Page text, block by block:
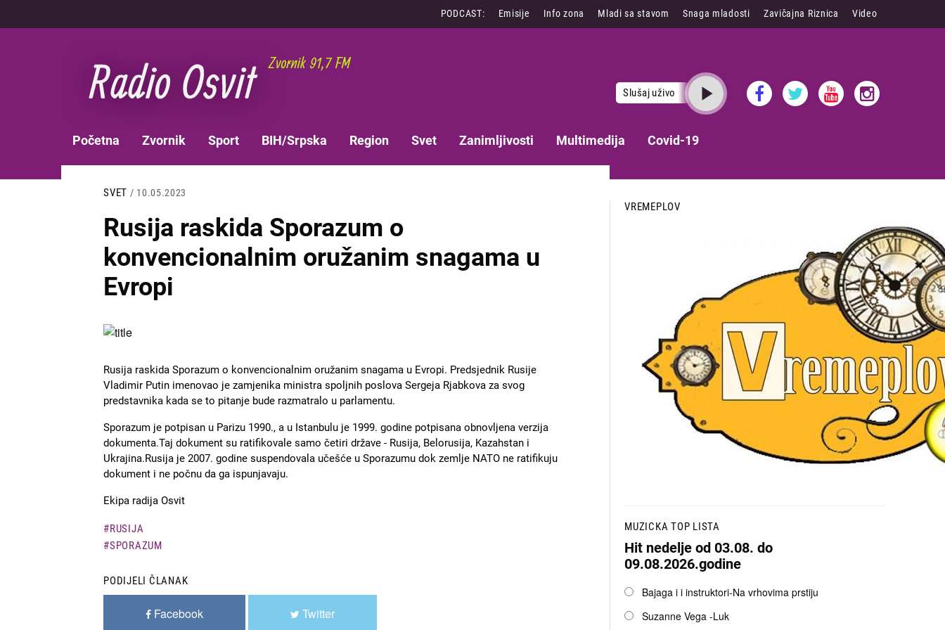
na
PODCAST: Emisije Info zona Mladi sa stavom Snaga mladosti Zavičajna Riznica Video
Slušaj uživo
NAVIGATION
Početna Zvornik Sport BIH/Srpska Region Svet Zanimljivosti Multimedija Covid-19
SVET / 10.05.2023
Rusija raskida Sporazum o
konvencionalnim oružanim snagama u
Evropi
Slika
Rusija raskida Sporazum o konvencionalnim oružanim snagama u Evropi. Predsjednik Rusije
Vladimir Putin imenovao je zamjenika ministra spoljnih poslova Sergeja Rjabkova za svog
predstavnika kada se to pitanje bude razmatralo u parlamentu.
Sporazum je potpisan u Parizu 1990., a u Istanbulu je 1999. godine potpisana obnovljena verzija
dokumenta.Taj dokument su ratifikovale samo četiri države - Rusija, Belorusija, Kazahstan i
Ukrajina.Rusija je 2007. godine suspendovala učešće u Sporazumu dok zemlje NATO ne ratifikuju
dokument i ne počnu da ga ispunjavaju.
Ekipa radija Osvit
RUSIJA
SPORAZUM
PODIJELI ČLANAK
Facebook Twitter
VREMEPLOV
MUZICKA TOP LISTA
Hit nedelje od 03.08. do
09.08.2026.godine
OpcijeBajaga i i instruktori-Na vrhovima prstiju
Suzanne Vega -Luk